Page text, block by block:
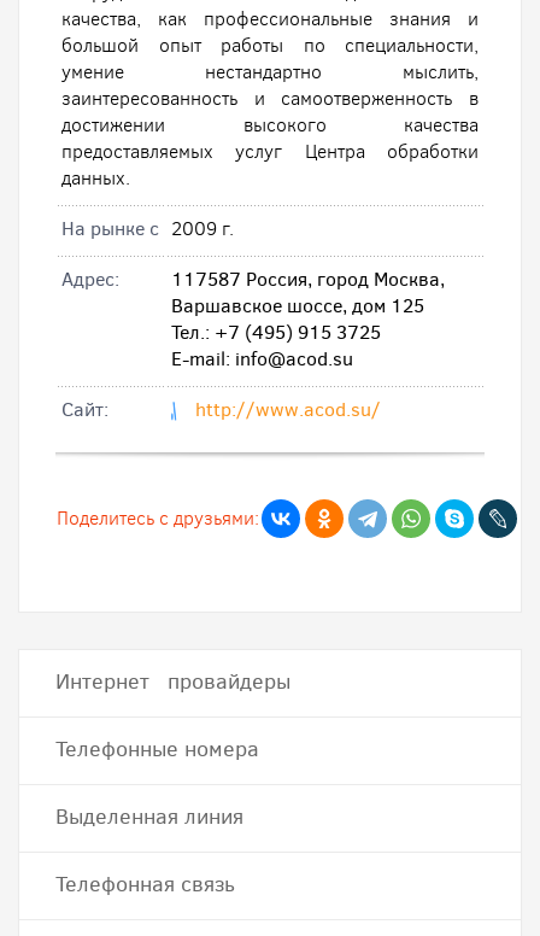
качества, как профессиональные знания и
большой опыт работы по специальности,
умение нестандартно мыслить,
заинтересованность и самоотверженность в
достижении высокого качества
предоставляемых услуг Центра обработки
данных.
На рынке с 2009 г.
Адрес:
117587 Россия, город Москва,
Варшавское шоссе, дом 125
Тел.: +7 (495) 915 3725
Е-mail: info@acod.su
Cайт:
http://www.acod.su/
Поделитесь с друзьями:
Интернет провайдеры
Телефонные номера
Выделенная линия
Телефонная связь